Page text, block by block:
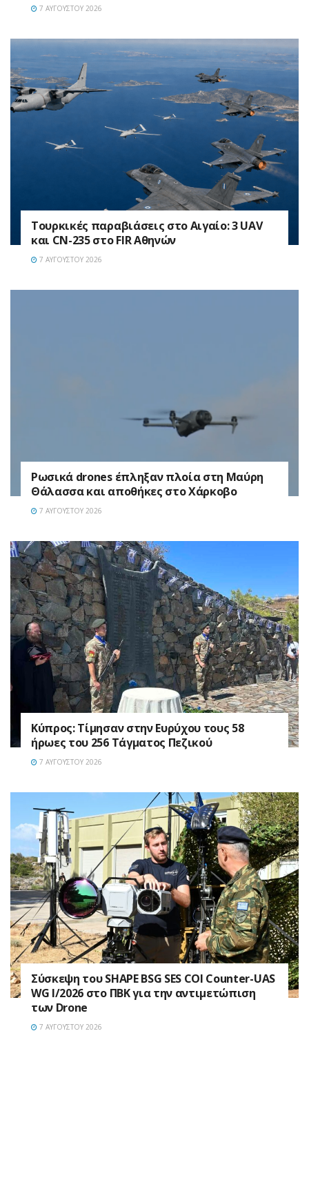
7 ΑΥΓΟΎΣΤΟΥ 2026
Τουρκικές παραβιάσεις στο Αιγαίο: 3 UAV
και CN-235 στο FIR Αθηνών
7 ΑΥΓΟΎΣΤΟΥ 2026
Ρωσικά drones έπληξαν πλοία στη Μαύρη
Θάλασσα και αποθήκες στο Χάρκοβο
7 ΑΥΓΟΎΣΤΟΥ 2026
Κύπρος: Τίμησαν στην Ευρύχου τους 58
ήρωες του 256 Τάγματος Πεζικού
7 ΑΥΓΟΎΣΤΟΥ 2026
Σύσκεψη του SHAPE BSG SES COI Counter-UAS
WG I/2026 στο ΠΒΚ για την αντιμετώπιση
των Drone
7 ΑΥΓΟΎΣΤΟΥ 2026